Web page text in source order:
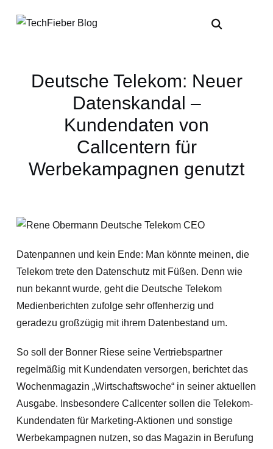
Deutsche Telekom: Neuer
Datenskandal –
Kundendaten von
Callcentern für
Werbekampagnen genutzt
Datenpannen und kein Ende: Man könnte meinen, die
Telekom trete den Datenschutz mit Füßen. Denn wie
nun bekannt wurde, geht die Deutsche Telekom
Medienberichten zufolge sehr offenherzig und
geradezu großzügig mit ihrem Datenbestand um.
So soll der Bonner Riese seine Vertriebspartner
regelmäßig mit Kundendaten versorgen, berichtet das
Wochenmagazin „Wirtschaftswoche“ in seiner aktuellen
Ausgabe. Insbesondere Callcenter sollen die Telekom-
Kundendaten für Marketing-Aktionen und sonstige
Werbekampagnen nutzen, so das Magazin in Berufung